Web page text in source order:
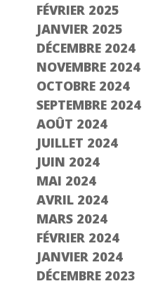
FÉVRIER 2025
JANVIER 2025
DÉCEMBRE 2024
NOVEMBRE 2024
OCTOBRE 2024
SEPTEMBRE 2024
AOÛT 2024
JUILLET 2024
JUIN 2024
MAI 2024
AVRIL 2024
MARS 2024
FÉVRIER 2024
JANVIER 2024
DÉCEMBRE 2023